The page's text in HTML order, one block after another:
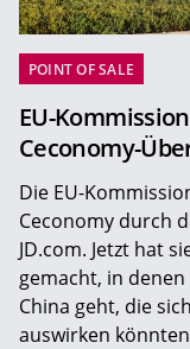
POINT OF SALE
EU-
Ceconomy-
Die EU-
Ceconomy durch
JD.com. Jetzt hat
gemacht, in
China geht, die
auswirken